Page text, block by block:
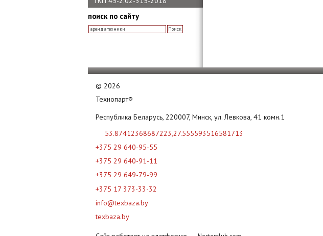
поиск по сайту
© 2026
Технопарт®
Республика Беларусь, 220007, Минск, ул. Левкова, 41 комн.1
53.87412368687223,27.555593516581713
+375 29 640-95-55
+375 29 640-91-11
+375 29 649-79-99
+375 17 373-33-32
info@texbaza.by
texbaza.by